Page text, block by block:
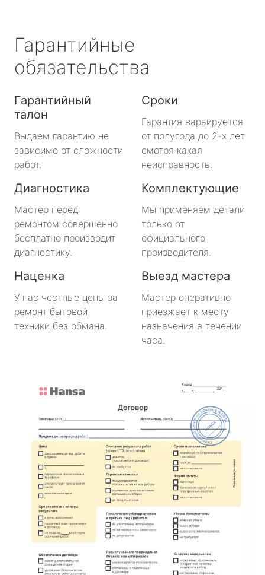
Гарантийные
обязательства
Гарантийный
талон
Выдаем гарантию не
зависимо от сложности
работ.
Сроки
Гарантия варьируется
от полугода до 2-х лет
смотря какая
неисправность.
Диагностика
Мастер перед
ремонтом совершенно
бесплатно производит
диагностику.
Комплектующие
Мы применяем детали
только от
официального
производителя.
Наценка
У нас честные цены за
ремонт бытовой
техники без обмана.
Выезд мастера
Мастер оперативно
приезжает к месту
назначения в течении
часа.